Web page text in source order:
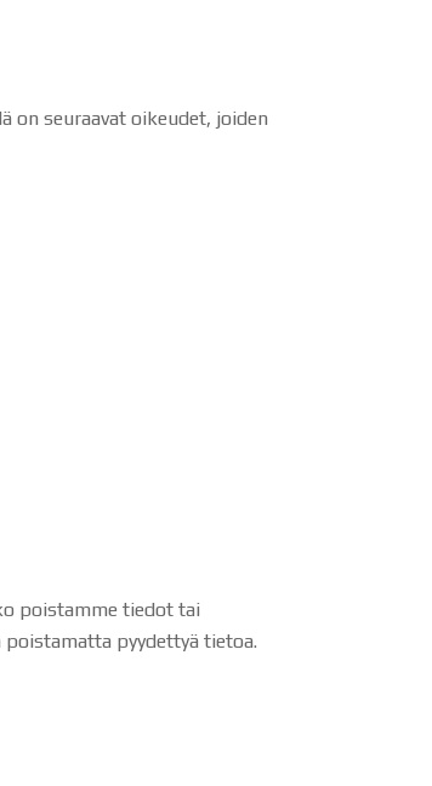
on seuraavat oikeudet, joiden
poistamme tiedot tai
pyydettyä tietoa.